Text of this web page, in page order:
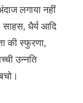
लगाया नहीं
साहस, धैर्य आदि
की स्फुरणा,
उन्नति